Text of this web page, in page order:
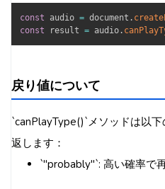
const audio = document .
const result = audio .
戻り値について
`canPlayType()`メソッドは以
返します：
`"probably"`: 高い確率で